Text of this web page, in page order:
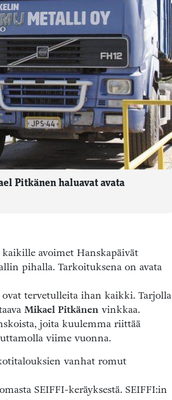
Pitkänen haluavat avata
avoimet Hanskapäivät
pihalla. Tarkoituksena on avata
tervetulleita ihan kaikki. Tarjolla
Mikael Pitkänen vinkkaa.
joita kuulemma riittää
viime vuonna.
vanhat romut
SEIFFI-keräyksestä. SEIFFI:in